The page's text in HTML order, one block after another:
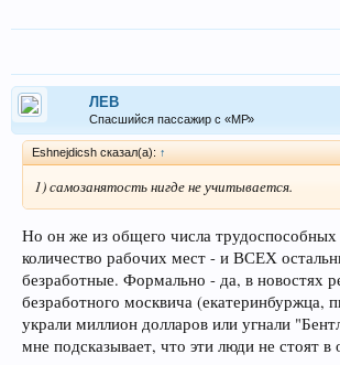
ЛEB
Спасшийся пассажир с «МР»
Eshnejdicsh сказал(а): ↑
1) самозанятость нигде не учитывается.
Но он же из общего числа трудоспособных
количество рабочих мест - и ВСЕХ
безработные. Формально - да, в новостях
безработного москвича (екатеринбуржца,
украли миллион долларов или угнали
мне подсказывает, что эти люди не стоят